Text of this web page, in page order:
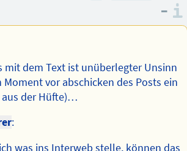
–
mit dem Text ist unüberlegter Unsinn
vor abschicken des Posts ein
aus der Hüfte)…
:
was ins Interweb stelle, können das